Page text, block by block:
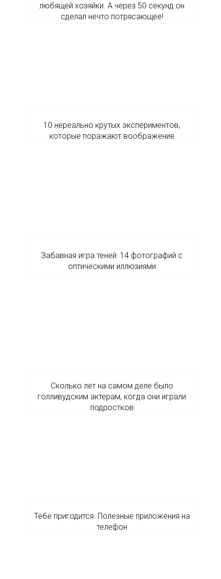
любящей хозяйки. А через 50 секунд он
сделал нечто потрясающее!
10 нереально крутых экспериментов,
которые поражают воображение
Забавная игра теней: 14 фотографий с
оптическими иллюзиями
Сколько лет на самом деле было
голливудским актерам, когда они играли
подростков
Тебе пригодится. Полезные приложения на
телефон